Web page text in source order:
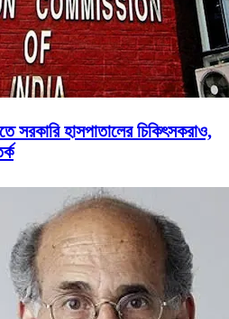
সরকারি হাসপাতালের চিকিৎসকরাও,